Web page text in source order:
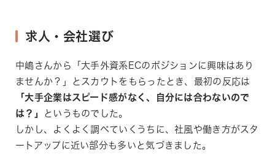
求人・会社選び
中嶋さんから「大手外資系ECのポジションに興味はあり
ませんか？」とスカウトをもらったとき、最初の反応は
「大手企業はスピード感がなく、自分には合わないので
は？」
というものでした。
しかし、よくよく調べていくうちに、社風や働き方がスタ
ートアップに近い部分も多いと気づきました。